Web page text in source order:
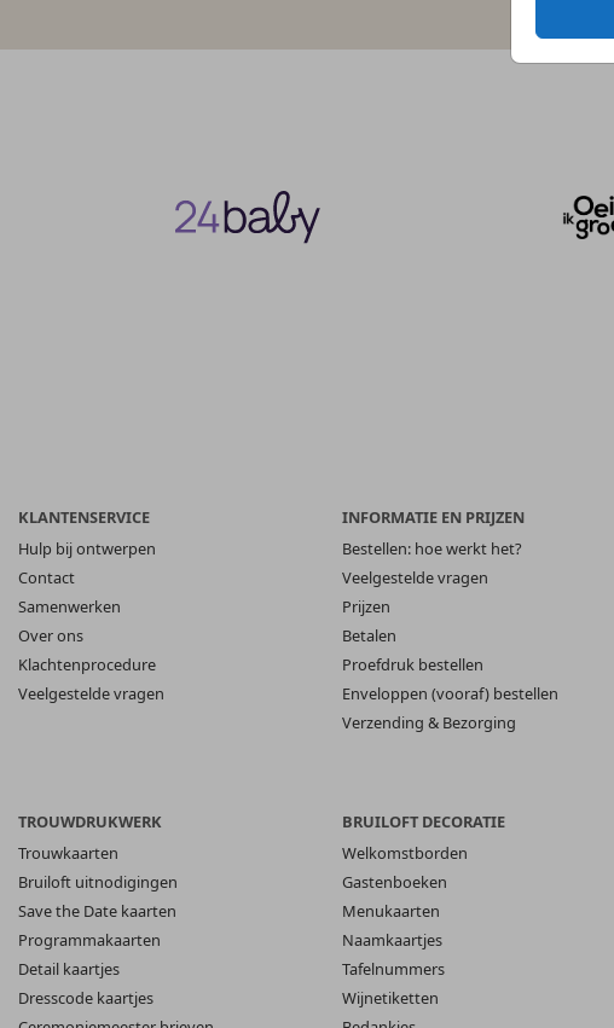
KLANTENSERVICE
Hulp bij ontwerpen
Contact
Samenwerken
Over ons
Klachtenprocedure
Veelgestelde vragen
INFORMATIE EN PRIJZEN
Bestellen: hoe werkt het?
Veelgestelde vragen
Prijzen
Betalen
Proefdruk bestellen
Enveloppen (vooraf) bestellen
Verzending & Bezorging
TROUWDRUKWERK
Trouwkaarten
Bruiloft uitnodigingen
Save the Date kaarten
Programmakaarten
Detail kaartjes
Dresscode kaartjes
BRUILOFT DECORATIE
Welkomstborden
Gastenboeken
Menukaarten
Naamkaartjes
Tafelnummers
Wijnetiketten